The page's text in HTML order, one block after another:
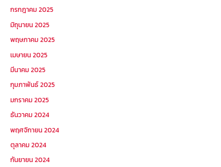
กรกฎาคม 2025
มิถุนายน 2025
พฤษภาคม 2025
เมษายน 2025
มีนาคม 2025
กุมภาพันธ์ 2025
มกราคม 2025
ธันวาคม 2024
พฤศจิกายน 2024
ตุลาคม 2024
กันยายน 2024